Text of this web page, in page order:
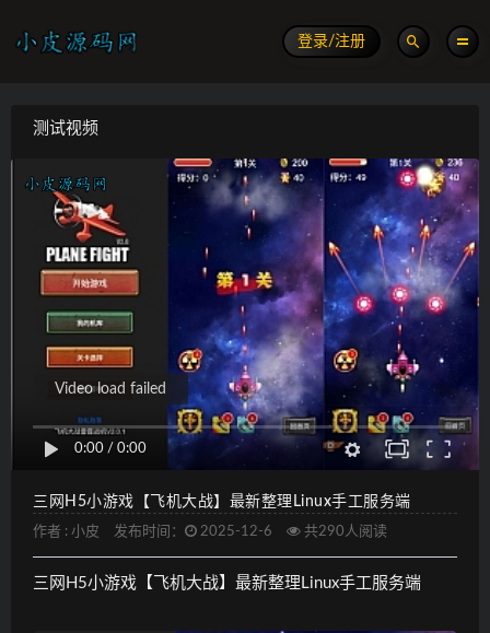
登录/注册
测试视频
0:00 / 0:00
Video load failed
三网H5小游戏【飞机大战】最新整理Linux手工服务端
作者 : 小皮 发布时间： 2025-12-6 共290人阅读
三网H5小游戏【飞机大战】最新整理Linux手工服务端